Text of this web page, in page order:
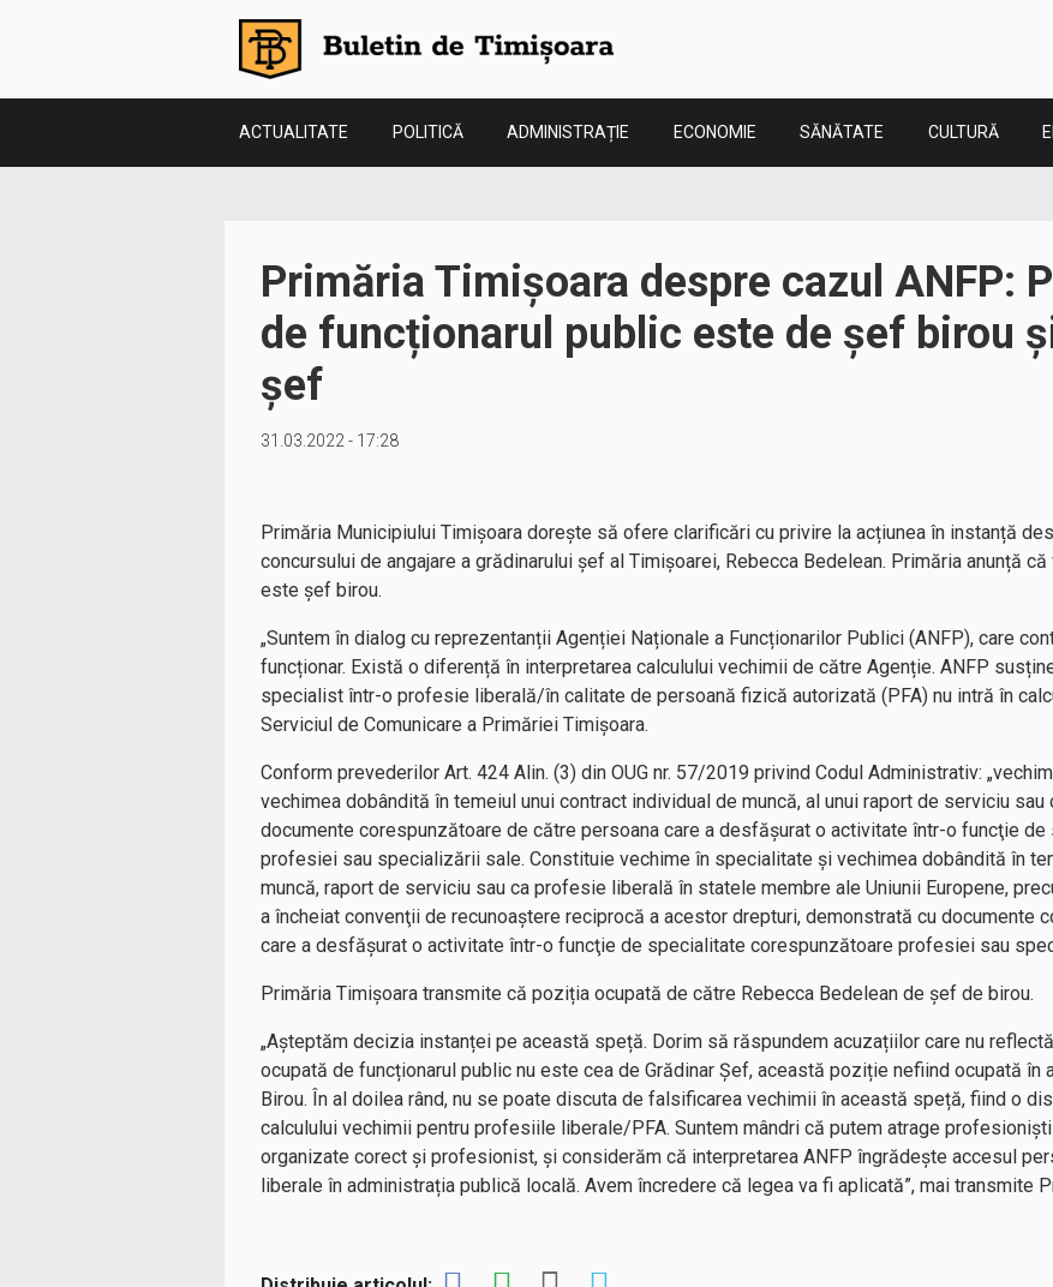
ACTUALITATE POLITICĂ ADMINISTRAȚIE ECONOMIE SĂNĂTATE CULTURĂ
Primăria Timișoara despre cazul ANFP:
de funcționarul public este de șef birou
șef
31.03.2022 - 17:28
Primăria Municipiului Timișoara dorește să ofere clarificări cu privire la acțiunea în instanță
concursului de angajare a grădinarului șef al Timișoarei, Rebecca Bedelean. Primăria anunță
este șef birou.
„Suntem în dialog cu reprezentanții Agenției Naționale a Funcționarilor Publici (ANFP), care
funcționar. Există o diferență în interpretarea calculului vechimii de către Agenție. ANFP
specialist într-o profesie liberală/în calitate de persoană fizică autorizată (PFA) nu intră în
Serviciul de Comunicare a Primăriei Timișoara.
Conform prevederilor Art. 424 Alin. (3) din OUG nr. 57/2019 privind Codul Administrativ:
vechimea dobândită în temeiul unui contract individual de muncă, al unui raport de serviciu
documente corespunzătoare de către persoana care a desfăşurat o activitate într-o funcţie
profesiei sau specializării sale. Constituie vechime în specialitate şi vechimea dobândită în
muncă, raport de serviciu sau ca profesie liberală în statele membre ale Uniunii Europene,
a încheiat convenţii de recunoaştere reciprocă a acestor drepturi, demonstrată cu documente
care a desfăşurat o activitate într-o funcţie de specialitate corespunzătoare profesiei sau
Primăria Timișoara transmite că poziția ocupată de către Rebecca Bedelean de șef de birou.
„Așteptăm decizia instanței pe această speță. Dorim să răspundem acuzațiilor care nu
ocupată de funcționarul public nu este cea de Grădinar Șef, această poziție nefiind ocupată
Birou. În al doilea rând, nu se poate discuta de falsificarea vechimii în această speță, fiind o
calculului vechimii pentru profesiile liberale/PFA. Suntem mândri că putem atrage
organizate corect și profesionist, și considerăm că interpretarea ANFP îngrădește accesul
liberale în administrația publică locală. Avem încredere că legea va fi aplicată”, mai transmite